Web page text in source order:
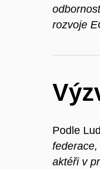
rozvoje
Podle
aktéři v